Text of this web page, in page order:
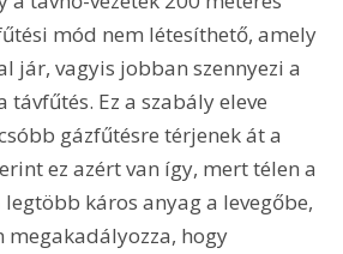
mód nem létesíthető, amely
jár, vagyis jobban szennyezi a
távfűtés. Ez a szabály eleve
gázfűtésre térjenek át a
ez azért van így, mert télen a
káros anyag a levegőbe,
megakadályozza, hogy